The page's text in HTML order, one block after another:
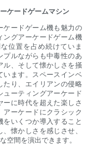
ケードゲームマシン
ケードゲーム機も魅力の
ングアーケードゲーム機
位置を占め続けていま
プルながらも中毒性のあ
ル、そして懐かしさを掻
います。スペースインベ
たり、エイリアンの侵略
ーティングアーケード
に時代を超えた楽しさ
アーケードにクラシック
いくつか導入すること
懐かしさを感じさせ、
空間を演出できます。